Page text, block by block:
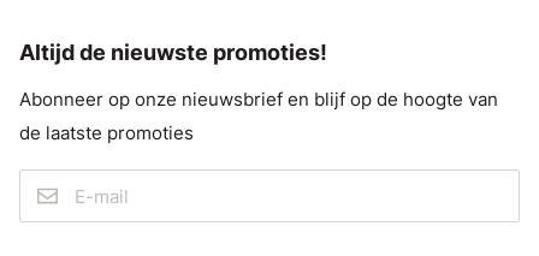
Altijd de nieuwste promoties!
Abonneer op onze nieuwsbrief en blijf op de hoogte van
de laatste promoties